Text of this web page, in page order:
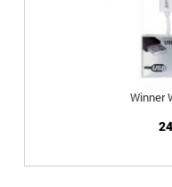
Winner